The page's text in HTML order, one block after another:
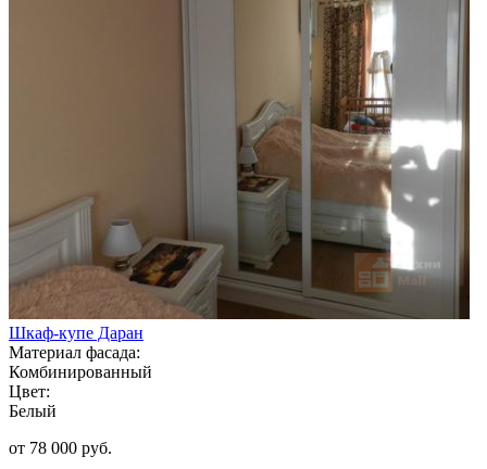
Шкаф-купе Даран
Материал фасада:
Комбинированный
Цвет:
Белый
от 78 000 руб.